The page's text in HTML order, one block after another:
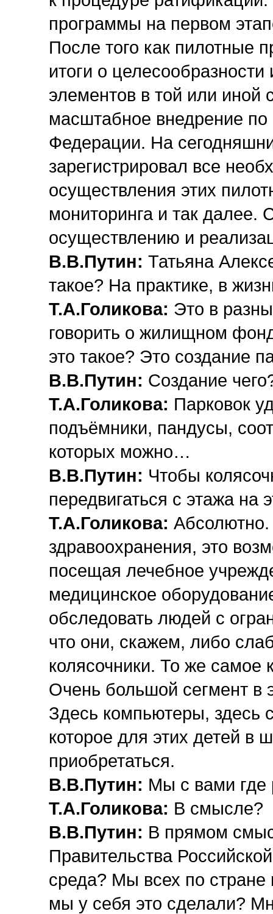
программы на первом
После того как пилотные
итоги о
элементов в той или иной
масштабное внедрение по
Федерации. На
зарегистрировал все
осуществления этих
мониторинга и так далее.
осуществлению и
В.В.Путин: Татьяна
такое? На практике, в
Т.А.Голикова: Это в
говорить о жилищном
это такое? Это создание
В.В.Путин: Создание
Т.А.Голикова: Парковок
подъёмники, пандусы,
которых можно…
В.В.Путин: Чтобы
передвигаться с этажа на
Т.А.Голикова: Абсолютно.
здравоохранения, это
посещая лечебное
медицинское
обследовать людей с
что они, скажем, либо
колясочники. То же самое
Очень большой сегмент в
Здесь компьютеры, здесь
которое для этих детей в
приобретаться.
В.В.Путин: Мы с вами где
Т.А.Голикова: В смысле?
В.В.Путин: В прямом
Правительства
среда? Мы всех по стране
мы у себя это сделали?